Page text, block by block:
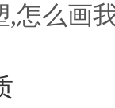
怎么画